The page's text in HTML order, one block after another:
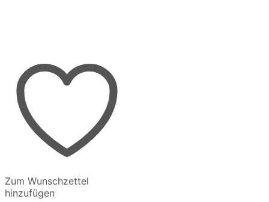
Zum Wunschzettel
hinzufügen